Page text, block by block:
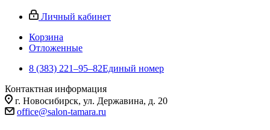
Личный кабинет
Корзина
Отложенные
8 (383) 221‒95‒82Единый номер
Контактная информация
г. Новосибирск, ул. Державина, д. 20
office@salon-tamara.ru